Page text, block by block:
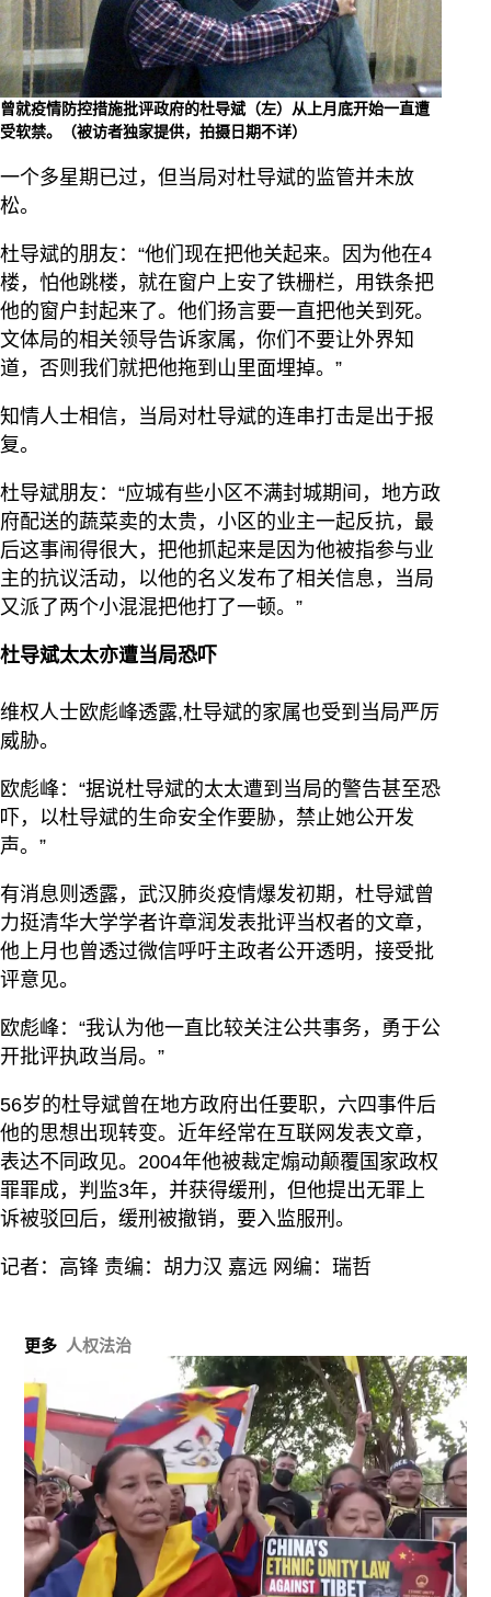
曾就疫情防控措施批评政府的杜导斌（左）从上月底开始一直遭
受软禁。（被访者独家提供，拍摄日期不详）
一个多星期已过，但当局对杜导斌的监管并未放
松。
杜导斌的朋友：“他们现在把他关起来。因为他在4
楼，怕他跳楼，就在窗户上安了铁栅栏，用铁条把
他的窗户封起来了。他们扬言要一直把他关到死。
文体局的相关领导告诉家属，你们不要让外界知
道，否则我们就把他拖到山里面埋掉。”
知情人士相信，当局对杜导斌的连串打击是出于报
复。
杜导斌朋友：“应城有些小区不满封城期间，地方政
府配送的蔬菜卖的太贵，小区的业主一起反抗，最
后这事闹得很大，把他抓起来是因为他被指参与业
主的抗议活动，以他的名义发布了相关信息，当局
又派了两个小混混把他打了一顿。”
杜导斌太太亦遭当局恐吓
维权人士欧彪峰透露,杜导斌的家属也受到当局严厉
威胁。
欧彪峰：“据说杜导斌的太太遭到当局的警告甚至恐
吓，以杜导斌的生命安全作要胁，禁止她公开发
声。”
有消息则透露，武汉肺炎疫情爆发初期，杜导斌曾
力挺清华大学学者许章润发表批评当权者的文章，
他上月也曾透过微信呼吁主政者公开透明，接受批
评意见。
欧彪峰：“我认为他一直比较关注公共事务，勇于公
开批评执政当局。”
56岁的杜导斌曾在地方政府出任要职，六四事件后
他的思想出现转变。近年经常在互联网发表文章，
表达不同政见。2004年他被裁定煽动颠覆国家政权
罪罪成，判监3年，并获得缓刑，但他提出无罪上
诉被驳回后，缓刑被撤销，要入监服刑。
记者：高锋 责编：胡力汉 嘉远 网编：瑞哲
更多 人权法治